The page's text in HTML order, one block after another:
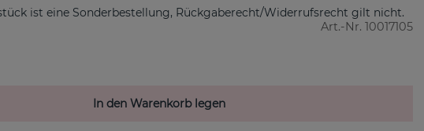
ist eine Sonderbestellung, Rückgaberecht/Widerrufsrecht gilt nicht.
Art.-Nr. 10017105
In den Warenkorb legen